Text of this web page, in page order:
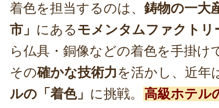
着色を担当するのは、 鋳物の一大
市」 にある モメンタムファクトリ
ら仏具・銅像などの着色を手掛け
その確かな技術力 を活かし、近年
ルの「着色」 に挑戦。 高級ホテル